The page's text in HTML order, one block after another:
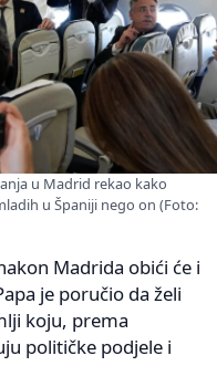
u Madrid rekao kako
u Španiji nego on (Foto:
Madrida obići će i
je poručio da želi
koju, prema
političke podjele i